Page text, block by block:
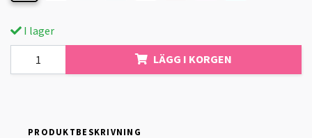
I lager
LÄGG I KORGEN
PRODUKTBESKRIVNING